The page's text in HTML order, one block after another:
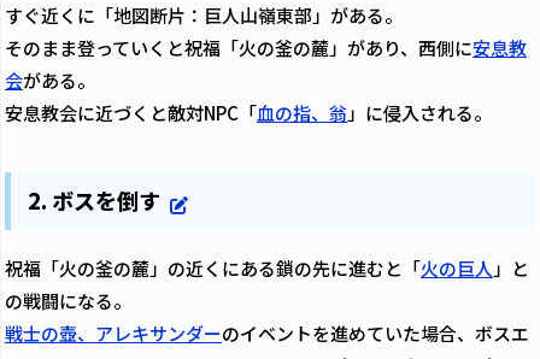
すぐ近くに「地図断片：巨人山嶺東部」がある。
そのまま登っていくと祝福「火の釜の麓」があり、西側に安息教
会がある。
安息教会に近づくと敵対NPC「血の指、翁 」に侵入される。
2. ボスを倒す
祝福「火の釜の麓」の近くにある鎖の先に進むと「火の巨人 」と
の戦闘になる。
戦士の壺、アレキサンダーのイベントを進めていた場合、ボスエ